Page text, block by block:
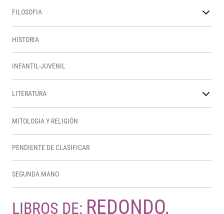
FILOSOFIA
HISTORIA
INFANTIL-JUVENIL
LITERATURA
MITOLOGIA Y RELIGIÓN
PENDIENTE DE CLASIFICAR
SEGUNDA MANO
LIBROS DE: REDONDO,